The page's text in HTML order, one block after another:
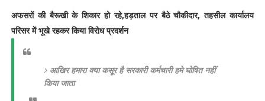
अफसरों की बैरूखी के शिकार हो रहे,हड़ताल पर बैठे चौकीदार, तहसील कार्यालय
परिसर में भूखे रहकर किया विरोध प्रदर्शन
आखिर हमारा क्या कसूर है सरकारी कर्मचारी हमे घोषित नहीं
किया जाता